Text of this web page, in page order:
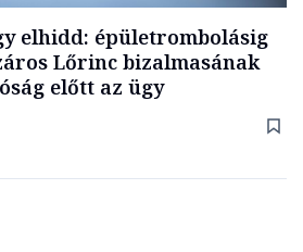
elhidd: épületrombolásig
Lőrinc bizalmasának
előtt az ügy